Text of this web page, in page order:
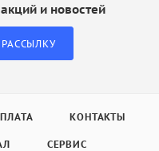
и новостей
КОНТАКТЫ
СЕРВИС